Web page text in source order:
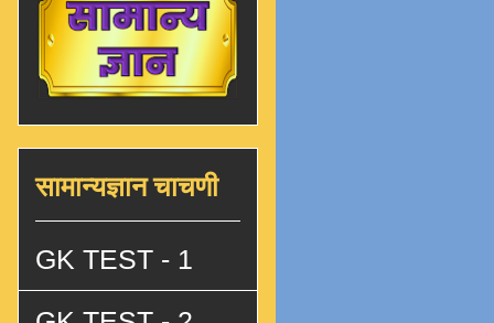
सामान्यज्ञान चाचणी
GK TEST - 1